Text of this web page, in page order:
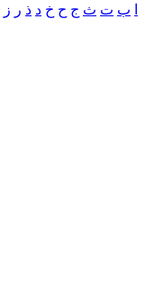
ب ت ث ج ح خ د ذ ر ز